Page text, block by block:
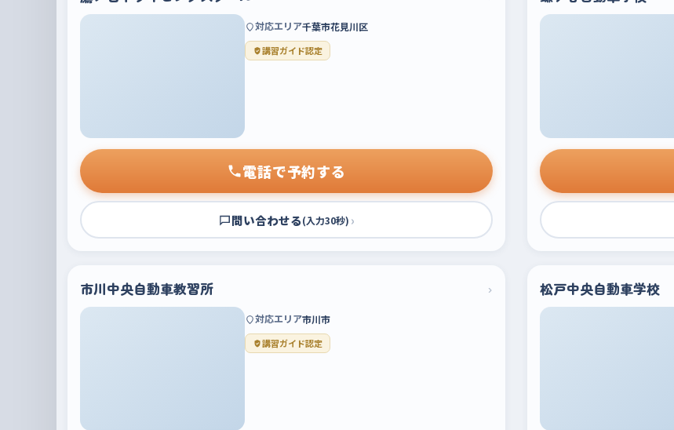
対応エリア千葉市花見川区
講習ガイド認定
電話で予約する
問い合わせる(入力30秒) ›
市川中央自動車教習所 ›
対応エリア市川市
講習ガイド認定
松戸中央自動車学校